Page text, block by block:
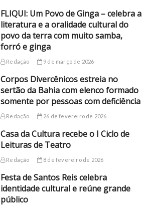
FLIQUI: Um Povo de Ginga – celebra a
literatura e a oralidade cultural do
povo da terra com muito samba,
forró e ginga
Redação 9 de março de 2026
Corpos Divercênicos estreia no
sertão da Bahia com elenco formado
somente por pessoas com deficiência
Redação 26 de fevereiro de 2026
Casa da Cultura recebe o I Ciclo de
Leituras de Teatro
Redação 8 de fevereiro de 2026
Festa de Santos Reis celebra
identidade cultural e reúne grande
público